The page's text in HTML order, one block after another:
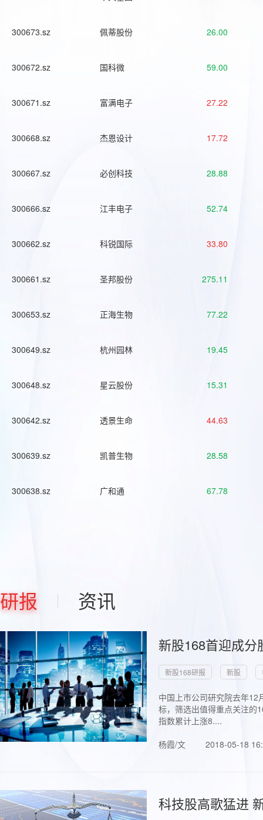
300673.sz 佩蒂股份 26.00
300672.sz 国科微 59.00
300671.sz 富满电子 27.22
300668.sz 杰恩设计 17.72
300667.sz 必创科技 28.88
300666.sz 江丰电子 52.74
300662.sz 科锐国际 33.80
300661.sz 圣邦股份 275.11
300653.sz 正海生物 77.22
300649.sz 杭州园林 19.45
300648.sz 星云股份 15.31
300642.sz 透景生命 44.63
300639.sz 凯普生物 28.58
300638.sz 广和通 67.78
研报 资讯
新股168首迎成
新股168研报 新股
中国上市公司研究院去年
标，筛选出值得重点关注的
指数累计上涨8....
杨霞/文
2018-05-18
科技股高歌猛进